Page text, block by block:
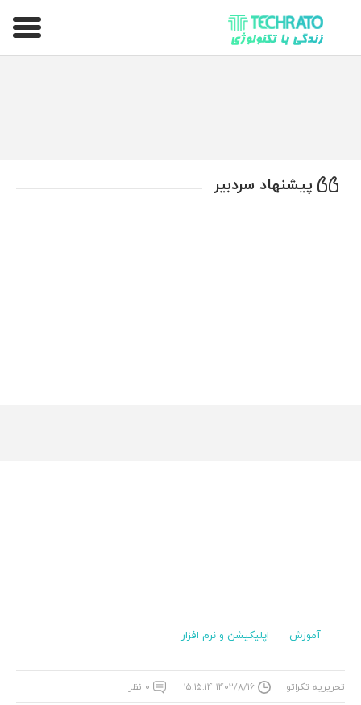
تکراتو – زندگی با تکنولوژی
پیشنهاد سردبیر
آموزش اپلیکیشن و نرم افزار
تحریریه تکراتو ۱۴۰۲/۸/۱۶ ۱۵:۱۵:۱۴ ۰ نظر